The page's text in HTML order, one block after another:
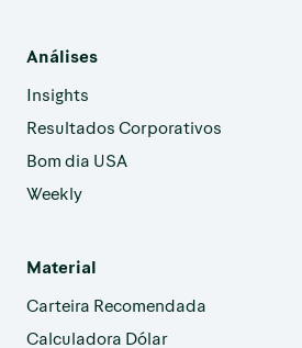
Análises
Insights
Resultados Corporativos
Bom dia USA
Weekly
Material
Carteira Recomendada
Calculadora Dólar